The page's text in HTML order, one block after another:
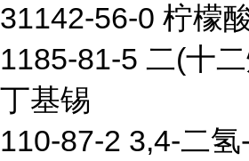
31142-56-0 柠檬
1185-81-5 二(十
丁基锡
110-87-2 3,4-二